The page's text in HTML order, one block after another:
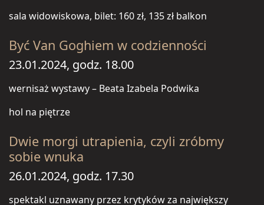
sala widowiskowa, bilet: 160 zł, 135 zł balkon
Być Van Goghiem w codzienności
23.01.2024, godz. 18.00
wernisaż wystawy – Beata Izabela Podwika
hol na piętrze
Dwie morgi utrapienia, czyli zróbmy
sobie wnuka
26.01.2024, godz. 17.30
spektakl uznawany przez krytyków za największy